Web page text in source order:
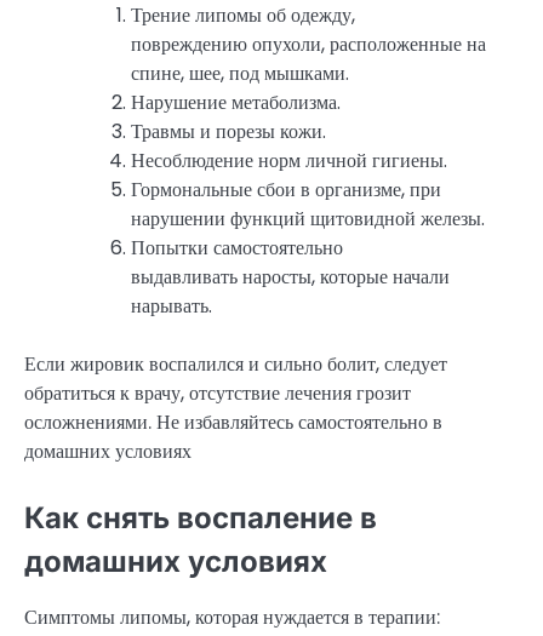
Трение липомы об одежду,
повреждению опухоли, расположенные на
спине, шее, под мышками.
Нарушение метаболизма.
Травмы и порезы кожи.
Несоблюдение норм личной гигиены.
Гормональные сбои в организме, при
нарушении функций щитовидной железы.
Попытки самостоятельно
выдавливать наросты, которые начали
нарывать.
Если жировик воспалился и сильно болит, следует
обратиться к врачу, отсутствие лечения грозит
осложнениями. Не избавляйтесь самостоятельно в
домашних условиях
Как снять воспаление в
домашних условиях
Симптомы липомы, которая нуждается в терапии: